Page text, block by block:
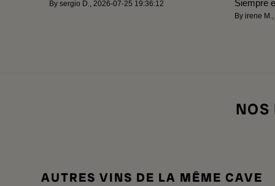
By sergio D., 2026-07-25 19:36:12 Siempre
By irene M.,
NOS
AUTRES VINS DE LA MÊME CAVE